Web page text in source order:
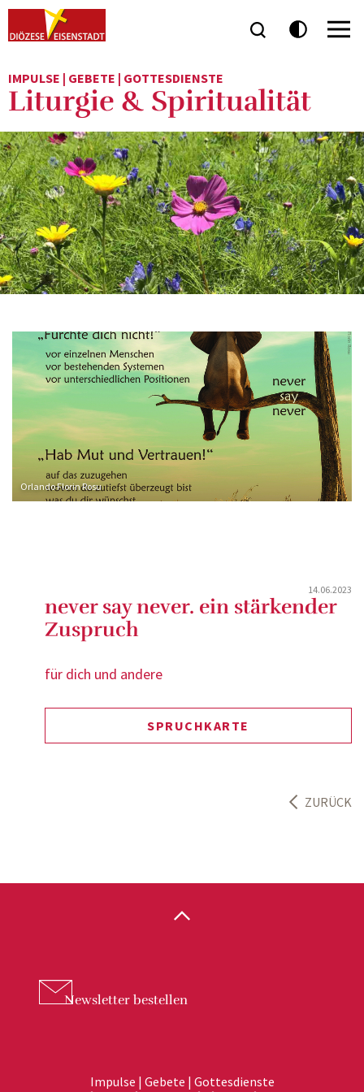
IMPULSE | GEBETE | GOTTESDIENSTE
Liturgie & Spiritualität
Orlando Florin Rosu
14.06.2023
never say never. ein stärkender
Zuspruch
für dich und andere
SPRUCHKARTE
ZURÜCK
Newsletter bestellen
Impulse | Gebete | Gottesdienste